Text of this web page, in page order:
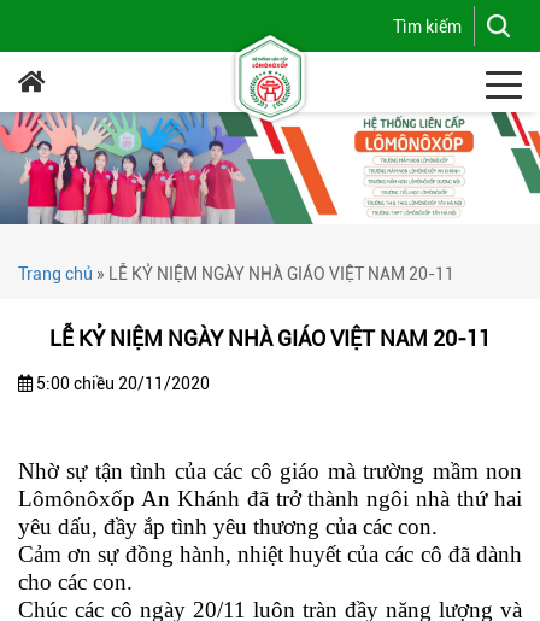
Trang chủ » LỄ KỶ NIỆM NGÀY NHÀ GIÁO VIỆT NAM 20-11
LỄ KỶ NIỆM NGÀY NHÀ GIÁO VIỆT NAM 20-11
5:00 chiều 20/11/2020
Nhờ sự tận tình của các cô giáo mà trường mầm non
Lômônôxốp An Khánh đã trở thành ngôi nhà thứ hai
yêu dấu, đầy ắp tình yêu thương của các con.
Cảm ơn sự đồng hành, nhiệt huyết của các cô đã dành
cho các con.
Chúc các cô ngày 20/11 luôn tràn đầy năng lượng và